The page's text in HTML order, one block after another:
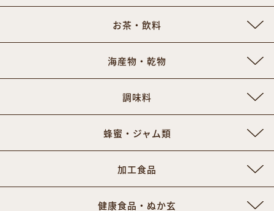
お茶・飲料
海産物・乾物
調味料
蜂蜜・ジャム類
加工食品
健康食品・ぬか玄